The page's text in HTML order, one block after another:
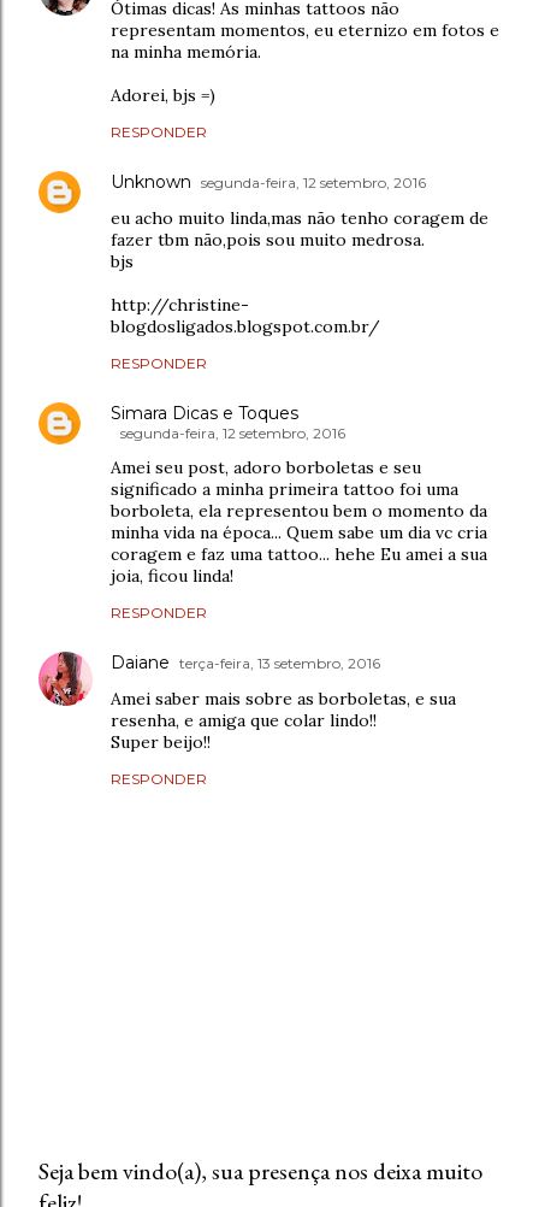
Ótimas dicas! As minhas tattoos não
representam momentos, eu eternizo em fotos e
na minha memória.
Adorei, bjs =)
RESPONDER
Unknown segunda-feira, 12 setembro, 2016
eu acho muito linda,mas não tenho coragem de
fazer tbm não,pois sou muito medrosa.
bjs
http://christine-
blogdosligados.blogspot.com.br/
RESPONDER
Simara Dicas e Toques
segunda-feira, 12 setembro, 2016
Amei seu post, adoro borboletas e seu
significado a minha primeira tattoo foi uma
borboleta, ela representou bem o momento da
minha vida na época... Quem sabe um dia vc cria
coragem e faz uma tattoo... hehe Eu amei a sua
joia, ficou linda!
RESPONDER
Daiane terça-feira, 13 setembro, 2016
Amei saber mais sobre as borboletas, e sua
resenha, e amiga que colar lindo!!
Super beijo!!
RESPONDER
Seja bem vindo(a), sua presença nos deixa muito